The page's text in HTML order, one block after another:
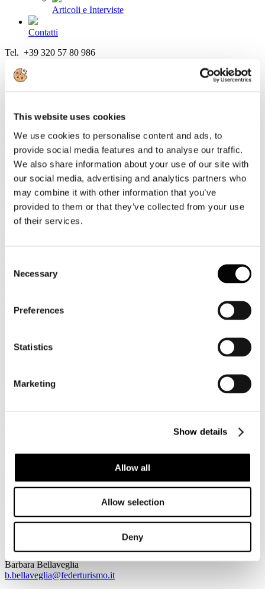
This website uses cookies
We use cookies to personalise content and ads, to
provide social media features and to analyse our traffic.
We also share information about your use of our site with
our social media, advertising and analytics partners who
may combine it with other information that you’ve
provided to them or that they’ve collected from your use
of their services.
Selection
Necessary
Preferences
Statistics
Marketing
Show details
Allow all
Allow selection
Deny
Articoli e Interviste
Contatti
Tel. +39 320 57 80 986
Come aderire
Login
Le convenzioni per i Soci
Federturismo mette a disposizione dei propri Soci, e delle aziende
loro associate, diverse convenzioni.
Ad oggi gli accordi sottoscritti tra Federturismo Confindustria e la
attività:
Musica d'ambiente in pubblici esercizi, negozi e grandi
LaCircolare (riservata ai Soci) con la tabella dei compensi per il
di musica registrata in esercizi commerciali, pubblici esercizi e
stabilimenti balneari (riduzione, il primo anno, sul listino, pari al
I Soci di Federturismo Confindustria hanno poi accesso alle
Convenzioni di Confindustria.
Barbara Bellaveglia
b.bellaveglia@federturismo.it